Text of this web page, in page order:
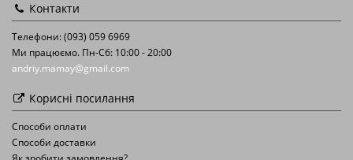
Контакти
Телефони: (093) 059 6969
Ми працюємо. Пн-Сб: 10:00 - 20:00
andriy.mamay@gmail.com
Корисні посилання
Способи оплати
Способи доставки